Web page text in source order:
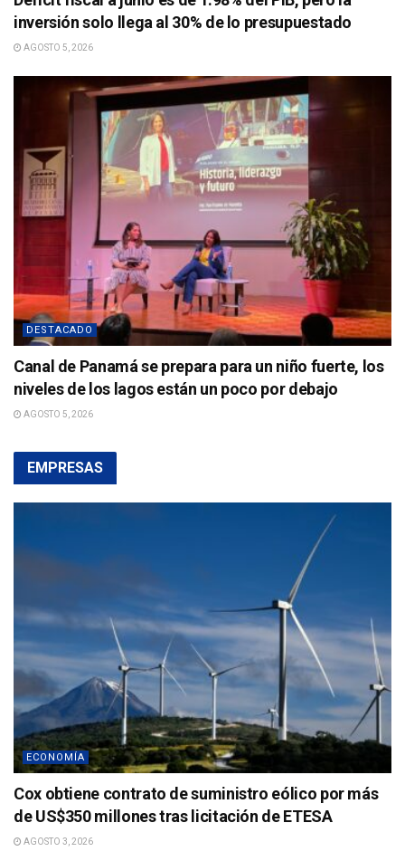
inversión solo llega al 30% de lo presupuestado
AGOSTO 5, 2026
DESTACADO
Canal de Panamá se prepara para un niño fuerte, los
niveles de los lagos están un poco por debajo
AGOSTO 5, 2026
EMPRESAS
ECONOMÍA
Cox obtiene contrato de suministro eólico por más
de US$350 millones tras licitación de ETESA
AGOSTO 3, 2026